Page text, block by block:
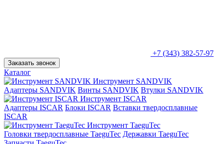
+7 (343) 382-57-97
Заказать звонок
Каталог
Инструмент SANDVIK
Адаптеры SANDVIK Винты SANDVIK Втулки SANDVIK
Инструмент ISCAR
Адаптеры ISCAR Блоки ISCAR Вставки твердосплавные
ISCAR
Инструмент TaeguTec
Головки твердосплавные TaeguTec Державки TaeguTec